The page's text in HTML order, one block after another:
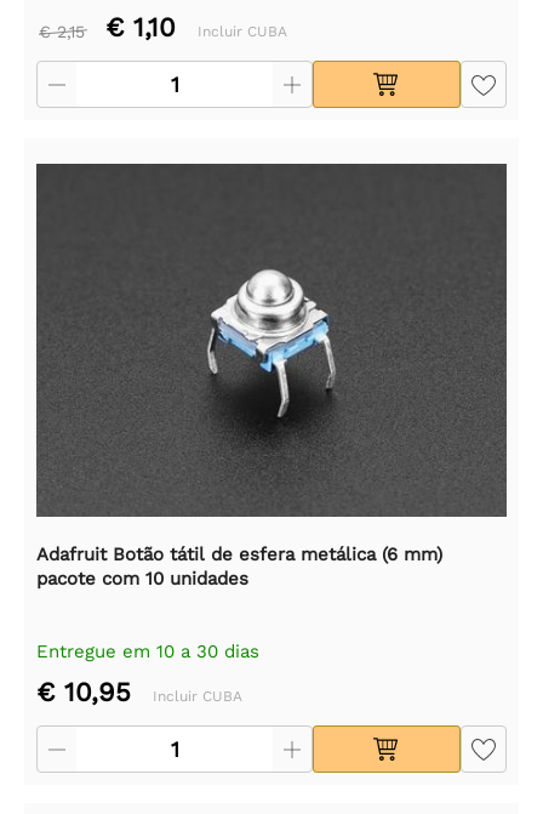
€ 2,15 € 1,10 Incluir CUBA
Adafruit Botão tátil de esfera metálica (6 mm)
pacote com 10 unidades
Entregue em 10 a 30 dias
€ 10,95 Incluir CUBA